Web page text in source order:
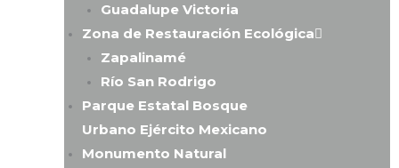
Guadalupe Victoria
Zona de Restauración Ecológica
Zapalinamé
Río San Rodrigo
Parque Estatal Bosque
Urbano Ejército Mexicano
Monumento Natural